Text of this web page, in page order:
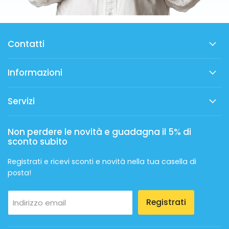
Contatti
Informazioni
Servizi
Non perdere le novità e guadagna il 5% di
sconto subito
Registrati e ricevi sconti e novità nella tua casella di
posta!
Indirizzo email Registrati